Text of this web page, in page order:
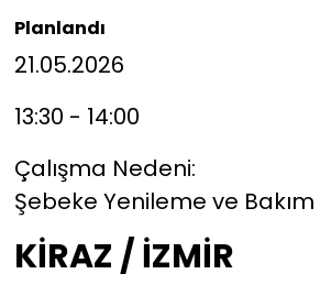
Planlandı
21.05.2026
13:30 - 14:00
Çalışma Nedeni:
Şebeke Yenileme ve Bakım
KİRAZ / İZMİR